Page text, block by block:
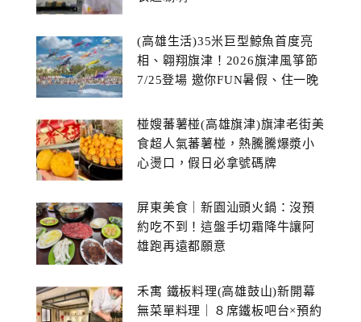
(高雄生活)35米巨型鯨魚首度亮
相、翱翔旗津！2026旗津風箏節
7/25登場 邀你FUN暑假、住一晚
椪嫂蕃薯椪(高雄旗津)旗津老街美
食超人氣蕃薯椪，熱騰騰爆漿小
心燙口，假日必拿號碼牌
屏東美食｜新園汕頭火鍋：沒預
約吃不到！這盤手切霜降牛讓阿
雄跑再遠都願意
禾寓 鐵板料理(高雄鼓山)新開幕
無菜單料理｜８席鐵板吧台×預約